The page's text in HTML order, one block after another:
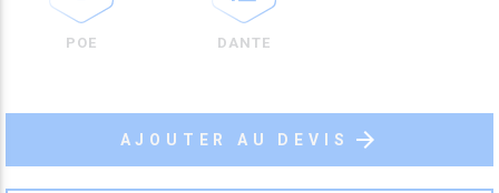
POE DANTE
AJOUTER AU DEVIS arrow_forward